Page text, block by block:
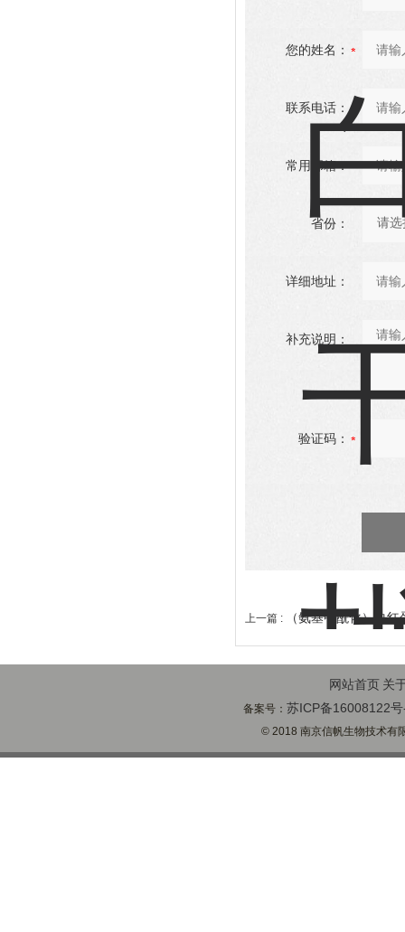
您的姓名：
联系电话：
常用邮箱：
省份：
详细地址：
补充说明：
验证码：
上一篇 : （氨基甲酰化）血
网站首页 关
备案号： 苏ICP备16008122
© 2018 南京信帆生物技术有